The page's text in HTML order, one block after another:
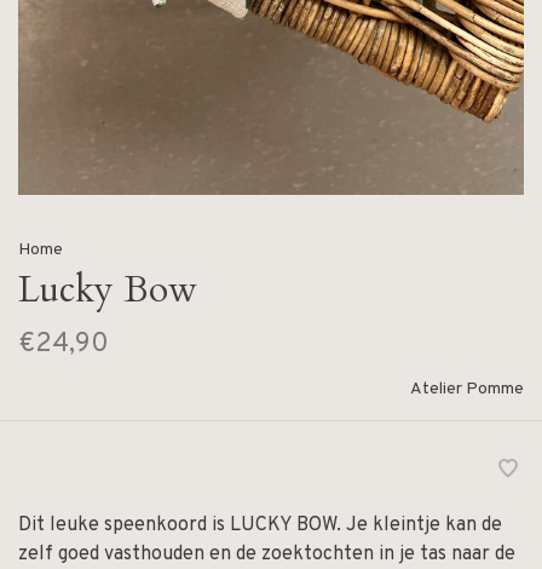
Home
Lucky Bow
€24,90
Atelier Pomme
Dit leuke speenkoord is LUCKY BOW. Je kleintje kan de
zelf goed vasthouden en de zoektochten in je tas naar de